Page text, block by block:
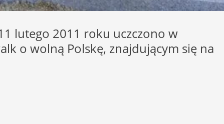
lutego 2011 roku uczczono w
o wolną Polskę, znajdującym się na